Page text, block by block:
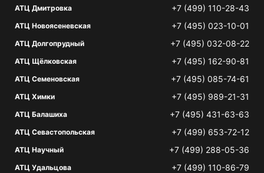
АТЦ Дмитровка +7 (499) 110-28-43
АТЦ Новоясеневская +7 (495) 023-10-01
АТЦ Долгопрудный +7 (495) 032-08-22
АТЦ Щёлковская +7 (495) 162-90-81
АТЦ Семеновская +7 (495) 085-74-61
АТЦ Химки +7 (495) 989-21-31
АТЦ Балашиха +7 (495) 431-63-63
АТЦ Севастопольская +7 (499) 653-72-12
АТЦ Научный +7 (499) 288-05-36
АТЦ Удальцова +7 (499) 110-86-79